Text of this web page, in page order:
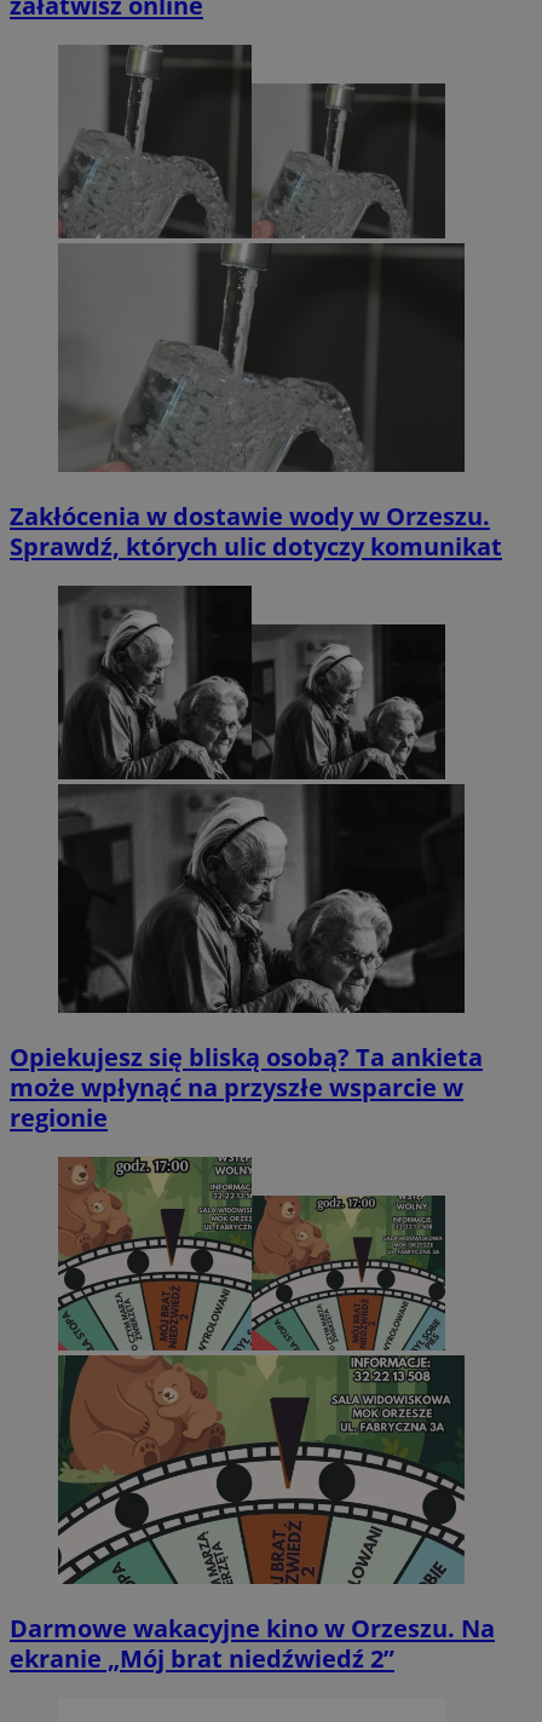
Zakłócenia w dostawie wody w Orzeszu.
Sprawdź, których ulic dotyczy komunikat
Opiekujesz się bliską osobą? Ta ankieta
może wpłynąć na przyszłe wsparcie w
regionie
Darmowe wakacyjne kino w Orzeszu. Na
ekranie „Mój brat niedźwiedź 2”